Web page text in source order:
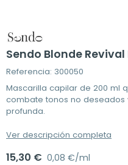
Sendo Blonde
Referencia: 300050
Mascarilla capilar de 200 ml
combate tonos no
profunda.
Ver descripción completa
15,30 € 0,08 €/ml